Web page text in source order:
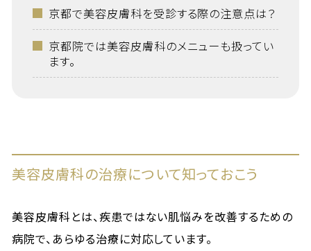
京都で美容皮膚科を受診する際の注意点は？
京都院では美容皮膚科のメニューも扱ってい
ます。
美容皮膚科の治療について知っておこう
美容皮膚科とは、疾患ではない肌悩みを改善するための
病院で、あらゆる治療に対応しています。